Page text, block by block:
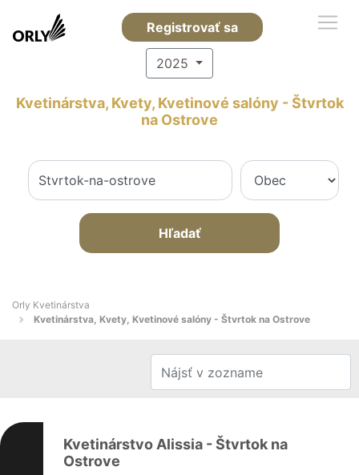
Registrovať sa
2025
Kvetinárstva, Kvety, Kvetinové salóny - Štvrtok
na Ostrove
Hľadať
Orly Kvetinárstva
Kvetinárstva, Kvety, Kvetinové salóny - Štvrtok na Ostrove
Kvetinárstvo Alissia - Štvrtok na
Ostrove